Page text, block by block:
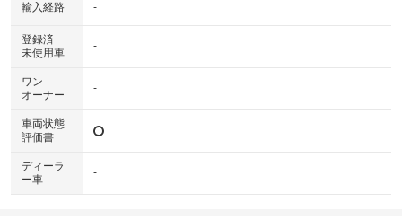
輸入経路 -
登録済
未使用車
-
ワン
オーナー
-
車両状態
評価書
ディーラ
ー車
-